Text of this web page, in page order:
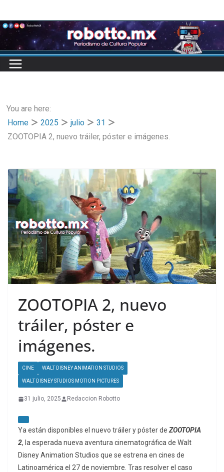
to
content
You are here:
Home
2025 julio
31
ZOOTOPIA 2, nuevo tráiler, póster e imágenes.
ZOOTOPIA 2, nuevo
tráiler, póster e
imágenes.
CINE WALT DISNEY ANIMATION STUDIOS
WALT DISNEY STUDIOS MOTION PICTURES
31 julio, 2025 Redaccion Robotto
Ya están disponibles el nuevo tráiler y póster de ZOOTOPIA
2, la esperada nueva aventura cinematográfica de Walt
Disney Animation Studios que se estrena en cines de
Latinoamérica el 27 de noviembre. Tras resolver el caso